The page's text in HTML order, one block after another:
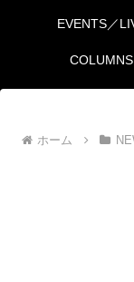
EVENTS／
COLUMNS
ホーム